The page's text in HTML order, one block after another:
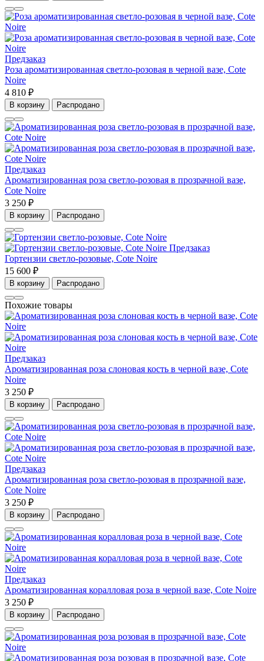
Предзаказ
Роза ароматизированная светло-розовая в черной вазе, Cote
Noire
4 810 ₽
В корзину Распродано
Предзаказ
Ароматизированная роза светло-розовая в прозрачной вазе,
Cote Noire
3 250 ₽
В корзину Распродано
Предзаказ
Гортензии светло-розовые, Cote Noire
15 600 ₽
В корзину Распродано
Похожие товары
Предзаказ
Ароматизированная роза слоновая кость в черной вазе, Cote
Noire
3 250 ₽
В корзину Распродано
Предзаказ
Ароматизированная роза светло-розовая в прозрачной вазе,
Cote Noire
3 250 ₽
В корзину Распродано
Предзаказ
Ароматизированная коралловая роза в черной вазе, Cote Noire
3 250 ₽
В корзину Распродано